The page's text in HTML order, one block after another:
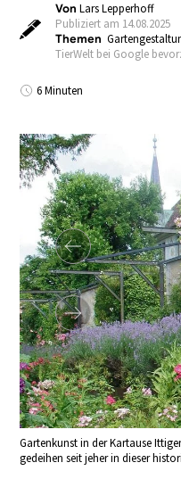
VonLars Lepperhoff
Publiziert am 14.08.2025
Themen
TierWelt bei Google
6 Minuten
Gartenkunst in der Kartause
gedeihen seit jeher in dieser